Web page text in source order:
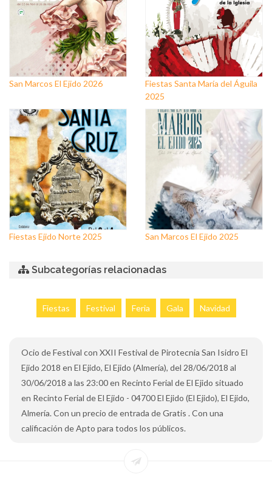
San Marcos El Ejido 2026
Fiestas Santa María del Águila
2025
Fiestas Ejido Norte 2025 San Marcos El Ejido 2025
Subcategorías relacionadas
Fiestas Festival Feria Gala Navidad
Ocio de Festival con XXII Festival de Pirotecnia San Isidro El
Ejido 2018 en El Ejido, El Ejido (Almería), del 28/06/2018 al
30/06/2018 a las 23:00 en Recinto Ferial de El Ejido situado
en Recinto Ferial de El Ejido - 04700 El Ejido (El Ejido), El Ejido,
Almería. Con un precio de entrada de Gratis . Con una
calificación de Apto para todos los públicos.